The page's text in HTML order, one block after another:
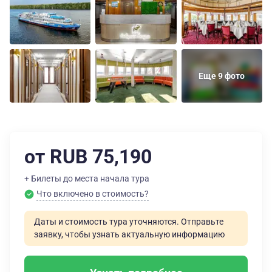
Еще 9 фото
от RUB 75,190
+ Билеты до места начала тура
Что включено в стоимость?
Даты и стоимость тура уточняются. Отправьте
заявку, чтобы узнать актуальную информацию